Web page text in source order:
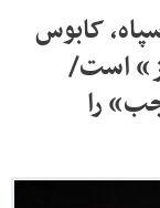
کابوس
است/
منحصر به فرد «۲۷ رجب» را